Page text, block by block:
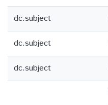
dc.subject
dc.subject
dc.subject